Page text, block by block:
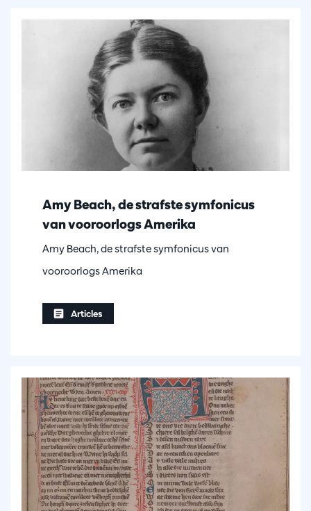
Amy Beach, de strafste symfonicus
van vooroorlogs Amerika
Amy Beach, de strafste symfonicus van
vooroorlogs Amerika
Articles